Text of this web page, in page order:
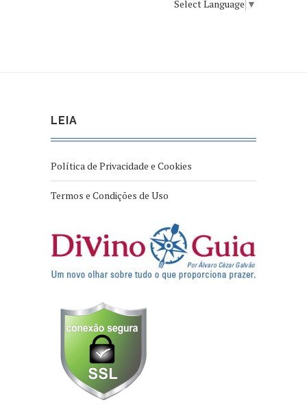
Select Language ▼
LEIA
Política de Privacidade e Cookies
Termos e Condições de Uso